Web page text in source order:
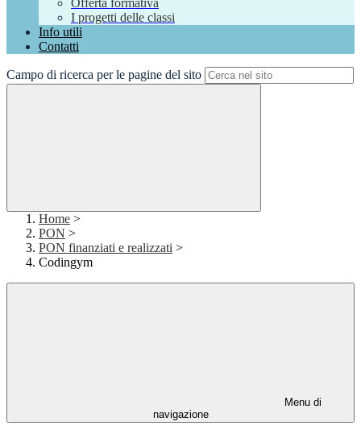
Offerta formativa
I progetti delle classi
Info utili
Contatti
Campo di ricerca per le pagine del sito
Home >
PON >
PON finanziati e realizzati >
Codingym
Menu di
navigazione